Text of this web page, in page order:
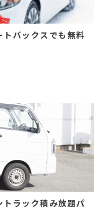
バックスでも無料
トラック積み放題パ